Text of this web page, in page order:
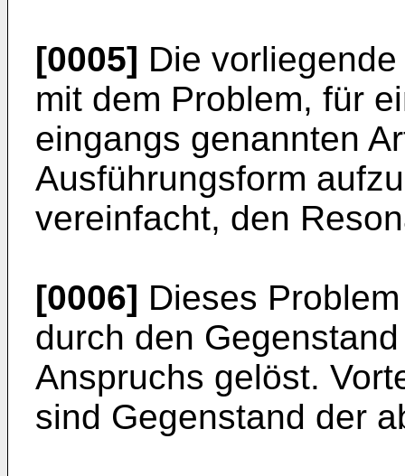
[0005] Die
mit dem Problem, für
eingangs genannten
Ausführungsform
vereinfacht, den
[0006] Dieses
durch den
Anspruchs gelöst.
sind Gegenstand der